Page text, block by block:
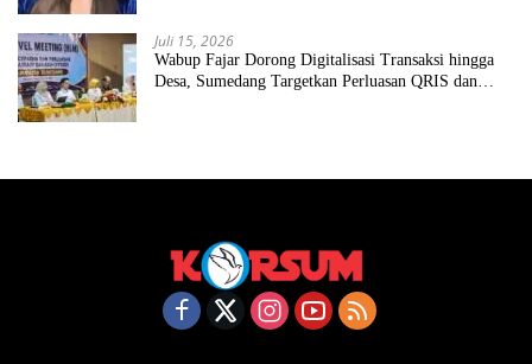
Juli 15, 2026
Wabup Fajar Dorong Digitalisasi Transaksi hingga
Desa, Sumedang Targetkan Perluasan QRIS dan